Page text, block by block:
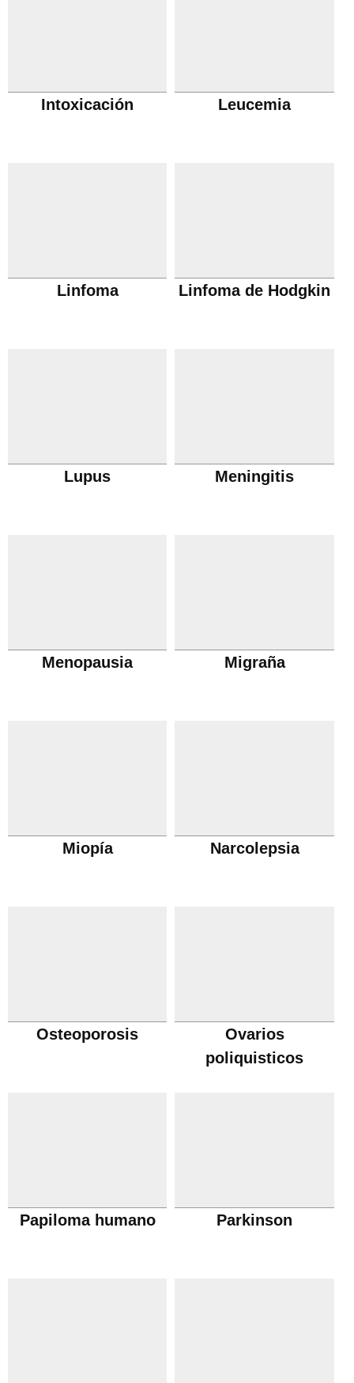
Intoxicación Leucemia
Linfoma Linfoma de Hodgkin
Lupus Meningitis
Menopausia Migraña
Miopía Narcolepsia
Osteoporosis
Ovarios
poliquisticos
Papiloma humano Parkinson